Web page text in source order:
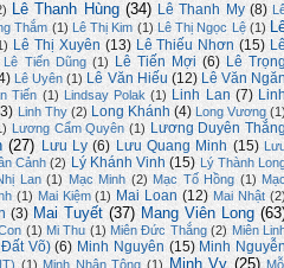
Lê Thanh Hùng (34) Lê Thanh My (8)
Thắm (1) Lê Thị Kim (1) Lê Thị Ngọc Lệ (1)
Lê Thị Xuyên (13) Lê Thiếu Nhơn (15)
Lê Tiến Dũng (1) Lê Tiến Mợi (6) Lê
Lê Uyên (1) Lê Văn Hiếu (12) Lê Văn
Tiến (1) Lindsay Polak (1) Linh Lan (7)
Linh Thy (2) Long Khánh (4) Long Vương
Lương Cẩm Quyên (1) Lương Duyên
(27) Lưu Ly (6) Lưu Quang Minh (15)
Cảnh (2) Lý Khánh Vinh (15) Lý Thành
Lan (1) Mạc Minh (2) Mạc Tố Hồng (1)
(1) Mai Kiệm (1) Mai Loan (12) Mai Nhật
(3) Mai Tuyết (37) Mang Viên Long
(1) Mi Thu (1) Miên Đức Thắng (2) Miên
Võ) (6) Minh Nguyên (15) Minh
(1) Minh Nhân Tông (1) Minh Vy (25)